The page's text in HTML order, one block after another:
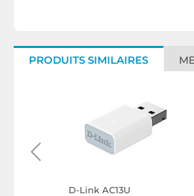
PRODUITS SIMILAIRES
D-Link AC13U